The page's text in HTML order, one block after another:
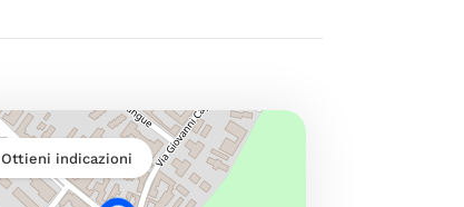
Ottieni indicazioni